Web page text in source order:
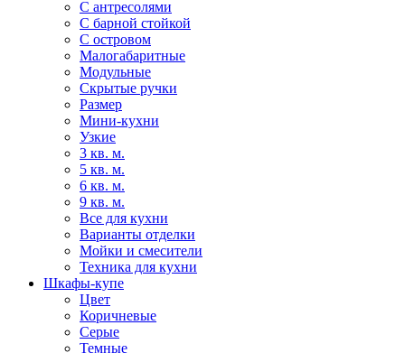
С антресолями
С барной стойкой
С островом
Малогабаритные
Модульные
Скрытые ручки
Размер
Мини-кухни
Узкие
3 кв. м.
5 кв. м.
6 кв. м.
9 кв. м.
Все для кухни
Варианты отделки
Мойки и смесители
Техника для кухни
Шкафы-купе
Цвет
Коричневые
Серые
Темные